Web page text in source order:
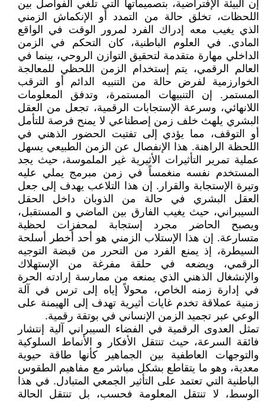
إن البيئة الإفتراضية، بتصميماتها التي تلغي الفواصل بين
اللحظات، تخلق حالة من التمدد أو الإنكماش الزمني
الذي يغيب معه إدراك الفرد لمرور الوقت في الواقع
المادي. في العلوم الباطنية، كان التحكم في الزمن
الداخلي مهارة متقدمة لتحقيق التوازن الروحي، بينما في
العالم الرقمي، يتم إستخدام الزمن اللحظي للمعالجة
الخوارزمية لفرض حالة من التنبيه الدائم أو الترقب
المستمر. إن التنبيهات المستمرة، وتدفق المعلومات
اللانهائي، وسرعة الإستجابات الرقمية، تجعل من العقل
البشري يلهث خلف زمن إصطناعي لا يمنح فرصة للتأمل
أو التوقف، مما يؤدي إلى تفتيت الحضور الذهني في
اللحظة الراهنة. هذا الإنفصال عن الزمن الطبيعي يسهل
عملية تمرير التأثيرات الأثيرية غير الملموسة، حيث يجد
المستخدم نفسه منغمساً في زمن مبرمج يملي عليه
وتيرة الإستجابة والقرار. إن هذا التلاعب يهدف إلى جعل
العقل البشري في حالة من الذوبان داخل الحقل
السيبراني، حيث يغيب الفارق بين الماضي و المستقبل،
ويصبح الحاضر مجرد إستجابة لمحفزات لحظية
متسارعة. إن هذا الإستلاب الزمني هو أحد أخطر أسلحة
السيطرة، إذ يمنع الفرد من التحرر من قبضة التوجيه
الرقمي، ويضعه في حلقة مفرغة من الإستهلاك
والإنشغال الذهني الذي يمنعه من ممارسة إرادته الحرة
في إدارة زمنه الخاص، محولاً إياه إلى ترس في آلة
زمنية عملاقة تخدم غايات أثيرية تهدف إلى الهيمنة على
الوعي عبر تجميد الزمن الإنساني في بوتقة رقمية.
تمثل العدوى الرقمية في الفضاء السيبراني آلية إنتشار
فائقة السرعة، حيث تنتقل الأفكار و الأنماط السلوكية
والتوجهات العاطفية بين الجماهير كأنها طاقة حيوية
معدية، وهو ما يتقاطع بشكل مباشر مع مفاهيم الطقوس
الباطنية التي تعتمد على التأثير الجمعي المتبادل. في هذا
الوسط، لا تنتقل المعلومة فحسب، بل تنتقل الحالة